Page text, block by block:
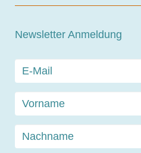
Newsletter Anmeldung